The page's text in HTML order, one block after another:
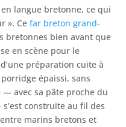
en langue bretonne, ce qui
». Ce far breton grand-
bretonnes bien avant que
en scène pour le
préparation cuite à
épaissi, sans
avec sa pâte proche du
construite au fil des
marins bretons et